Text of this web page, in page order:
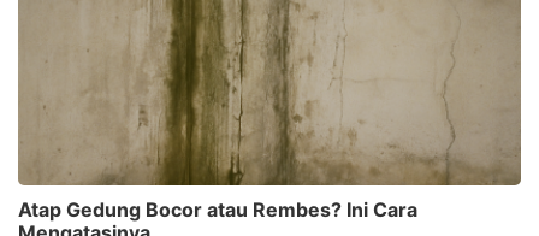
Atap Gedung Bocor atau Rembes? Ini Cara